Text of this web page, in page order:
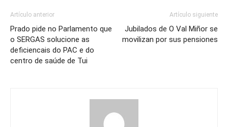
Artículo anterior
Prado pide no Parlamento que
o SERGAS solucione as
deficiencais do PAC e do
centro de saúde de Tui
Artículo siguiente
Jubilados de O Val Miñor se
movilizan por sus pensiones